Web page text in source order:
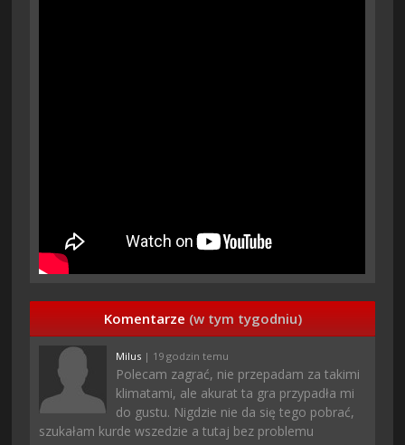
Komentarze (w tym tygodniu)
Milus | 19 godzin temu
Polecam zagrać, nie przepadam za takimi
klimatami, ale akurat ta gra przypadła mi
do gustu. Nigdzie nie da się tego pobrać,
szukałam kurde wszedzie a tutaj bez problemu